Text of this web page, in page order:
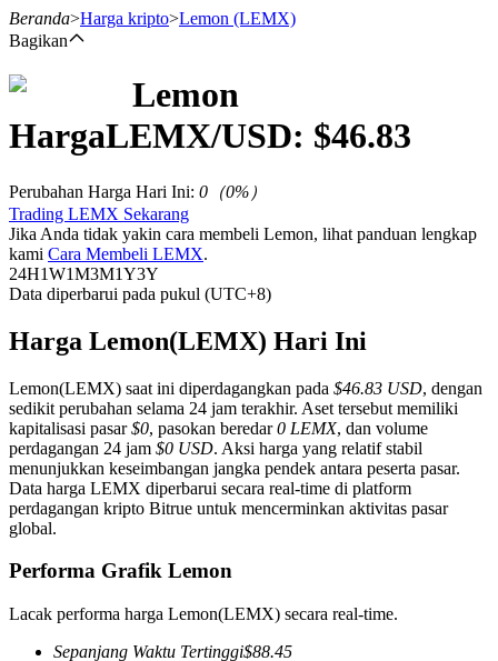
USDT Berjangka
Beranda>Harga kripto>Lemon (LEMX)
Bagikan
Lemon
HargaLEMX/USD: $46.83
Perubahan Harga Hari Ini: 0 （0%）
Trading LEMX Sekarang
Jika Anda tidak yakin cara membeli Lemon, lihat panduan lengkap
kami Cara Membeli LEMX.
24H1W1M3M1Y3Y
Data diperbarui pada pukul (UTC+8)
Harga Lemon(LEMX) Hari Ini
Lemon(LEMX) saat ini diperdagangkan pada $46.83 USD, dengan
sedikit perubahan selama 24 jam terakhir. Aset tersebut memiliki
kapitalisasi pasar$0, pasokan beredar0 LEMX, dan volume
perdagangan 24 jam $0 USD. Aksi harga yang relatif stabil
menunjukkan keseimbangan jangka pendek antara peserta pasar.
Data harga LEMX diperbarui secara real-time di platform
perdagangan kripto Bitrue untuk mencerminkan aktivitas pasar
global.
Performa Grafik Lemon
Lacak performa harga Lemon(LEMX) secara real-time.
Sepanjang Waktu Tertinggi$88.45